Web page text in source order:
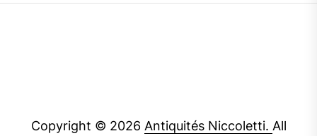
Copyright © 2026 Antiquités Niccoletti. All